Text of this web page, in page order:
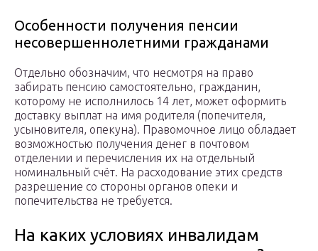
Особенности получения пенсии
несовершеннолетними гражданами
Отдельно обозначим, что несмотря на право
забирать пенсию самостоятельно, гражданин,
которому не исполнилось 14 лет, может оформить
доставку выплат на имя родителя (попечителя,
усыновителя, опекуна). Правомочное лицо обладает
возможностью получения денег в почтовом
отделении и перечисления их на отдельный
номинальный счёт. На расходование этих средств
разрешение со стороны органов опеки и
попечительства не требуется.
На каких условиях инвалидам